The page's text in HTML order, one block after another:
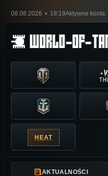
08.08.2026 • 18:19Aktywne konta:
HEAT
AKTUALNOŚCI